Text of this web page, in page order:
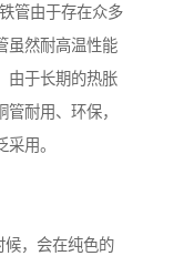
管由于存在众多
虽然耐高温性能
由于长期的热胀
耐用、环保，
用。
候，会在纯色的